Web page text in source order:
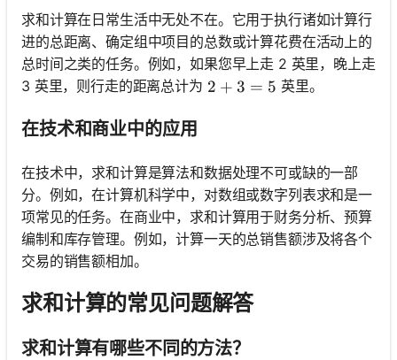
求和计算在日常生活中无处不在。它用于执行诸如计算行
进的总距离、确定组中项目的总数或计算花费在活动上的
总时间之类的任务。例如，如果您早上走 2 英里，晚上走
3 英里，则行走的距离总计为 2 + 3 = 5
2 + 3 = 5 英里。
在技术和商业中的应用
在技术中，求和计算是算法和数据处理不可或缺的一部
分。例如，在计算机科学中，对数组或数字列表求和是一
项常见的任务。在商业中，求和计算用于财务分析、预算
编制和库存管理。例如，计算一天的总销售额涉及将各个
交易的销售额相加。
求和计算的常见问题解答
求和计算有哪些不同的方法？